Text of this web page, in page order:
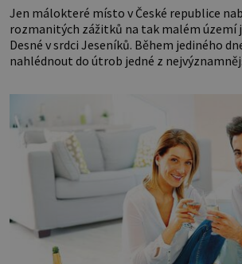
Jen málokteré místo v České republice
rozmanitých zážitků na tak malém území
Desné v srdci Jeseníků. Během jediného
nahlédnout do útrob jedné z
koloběžce a den zakončit poznáváním
Losinách nebo v termálním